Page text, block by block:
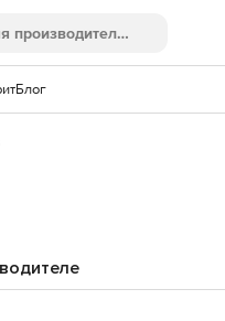
Блог